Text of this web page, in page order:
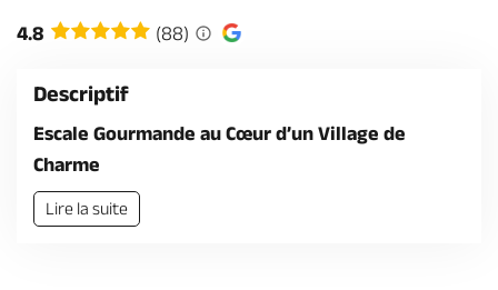
Brochures & Cartes
4.8 (88)
Descriptif
Escale Gourmande au Cœur d’un Village de
Charme
Lire la suite